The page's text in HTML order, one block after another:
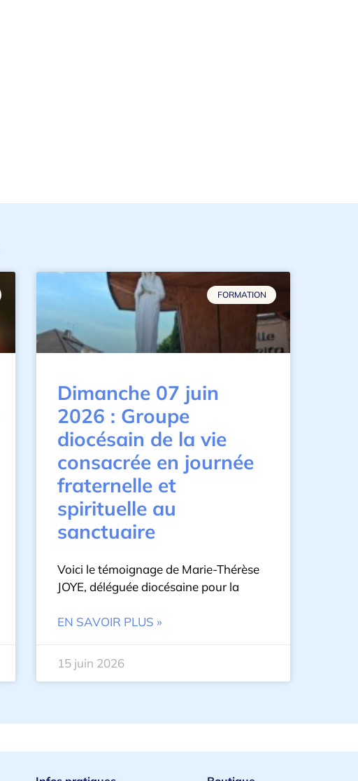
FORMATION
Dimanche 07 juin
2026 : Groupe
diocésain de la vie
consacrée en journée
fraternelle et
spirituelle au
sanctuaire
Voici le témoignage de Marie-Thérèse
JOYE, déléguée diocésaine pour la
EN SAVOIR PLUS »
15 juin 2026